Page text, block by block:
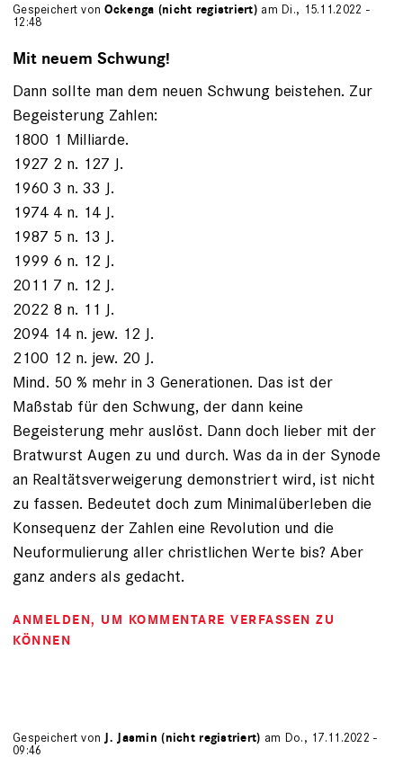
Gespeichert vonOckenga (nicht registriert) am Di., 15.11.2022 -
12:48
Mit neuem Schwung!
Dann sollte man dem neuen Schwung beistehen. Zur
Begeisterung Zahlen:
1800 1 Milliarde.
1927 2 n. 127 J.
1960 3 n. 33 J.
1974 4 n. 14 J.
1987 5 n. 13 J.
1999 6 n. 12 J.
2011 7 n. 12 J.
2022 8 n. 11 J.
2094 14 n. jew. 12 J.
2100 12 n. jew. 20 J.
Mind. 50 % mehr in 3 Generationen. Das ist der
Maßstab für den Schwung, der dann keine
Begeisterung mehr auslöst. Dann doch lieber mit der
Bratwurst Augen zu und durch. Was da in der Synode
an Realtätsverweigerung demonstriert wird, ist nicht
zu fassen. Bedeutet doch zum Minimalüberleben die
Konsequenz der Zahlen eine Revolution und die
Neuformulierung aller christlichen Werte bis? Aber
ganz anders als gedacht.
ANMELDEN, UM KOMMENTARE VERFASSEN ZU
KÖNNEN
Gespeichert von J. Jasmin (nicht registriert) am Do., 17.11.2022 -
09:46